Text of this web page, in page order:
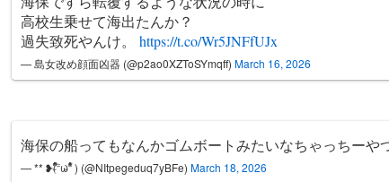
高校生乗せて海出たんか？
過失致死やんけ。 https://t.co/Wr5JNFfUJx
— 島女改め顔面凶器 (@p2ao0XZToSYmqff) March 16, 2026
海保の船ってもなんかゴムボートみたいなちゃっちーや
— ** ❥(ؓؒؒؑؑؖؔؓؒؐؐ⁼̴̀ωؘؙؖؕؔؓؒؑؐؕ⁼̴̀ ) (@NItpegeduq7yBFe) March 18, 2026